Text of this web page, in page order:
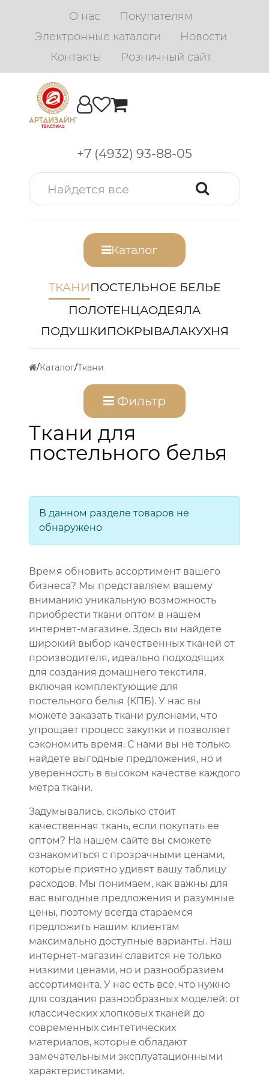
О нас
Покупателям
Электронные каталоги
Новости
Контакты
Розничный сайт
+7 (4932) 93-88-05
Каталог
ТКАНИПОСТЕЛЬНОЕ БЕЛЬЕ
ПОЛОТЕНЦАОДЕЯЛА
ПОДУШКИПОКРЫВАЛАКУХНЯ
Каталог Ткани
Фильтр
Ткани для
постельного белья
В данном разделе товаров не
обнаружено
Время обновить ассортимент вашего
бизнеса? Мы представляем вашему
вниманию уникальную возможность
приобрести ткани оптом в нашем
интернет-магазине. Здесь вы найдете
широкий выбор качественных тканей от
производителя, идеально подходящих
для создания домашнего текстиля,
включая комплектующие для
постельного белья (КПБ). У нас вы
можете заказать ткани рулонами, что
упрощает процесс закупки и позволяет
сэкономить время. С нами вы не только
найдете выгодные предложения, но и
уверенность в высоком качестве каждого
метра ткани.
Задумывались, сколько стоит
качественная ткань, если покупать ее
оптом? На нашем сайте вы сможете
ознакомиться с прозрачными ценами,
которые приятно удивят вашу таблицу
расходов. Мы понимаем, как важны для
вас выгодные предложения и разумные
цены, поэтому всегда стараемся
предложить нашим клиентам
максимально доступные варианты. Наш
интернет-магазин славится не только
низкими ценами, но и разнообразием
ассортимента. У нас есть все, что нужно
для создания разнообразных моделей: от
классических хлопковых тканей до
современных синтетических
материалов, которые обладают
замечательными эксплуатационными
характеристиками.